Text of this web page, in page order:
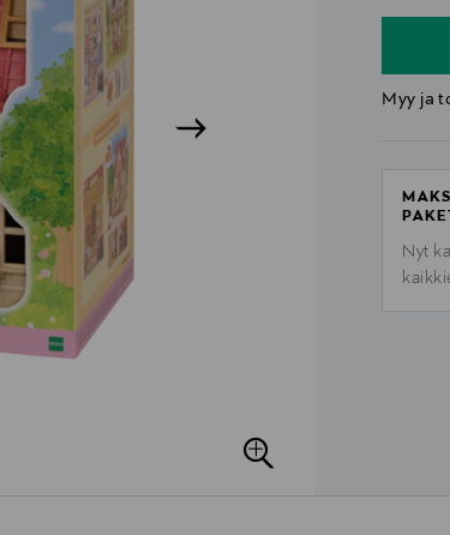
Myy ja
Nyt